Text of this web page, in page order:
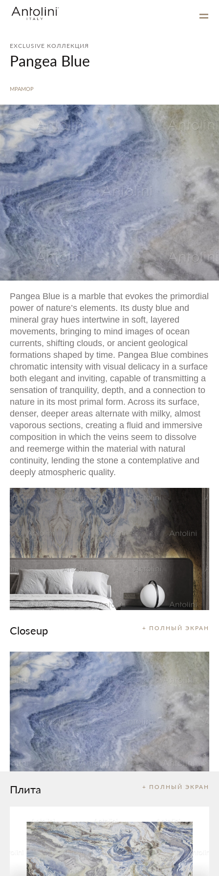
EXCLUSIVE КОЛЛЕКЦИЯ
Pangea Blue
МРАМОР
Pangea Blue is a marble that evokes the primordial
power of nature’s elements. Its dusty blue and
mineral gray hues intertwine in soft, layered
movements, bringing to mind images of ocean
currents, shifting clouds, or ancient geological
formations shaped by time. Pangea Blue combines
chromatic intensity with visual delicacy in a surface
both elegant and inviting, capable of transmitting a
sensation of tranquility, depth, and a connection to
nature in its most primal form. Across its surface,
denser, deeper areas alternate with milky, almost
vaporous sections, creating a fluid and immersive
composition in which the veins seem to dissolve
and reemerge within the material with natural
continuity, lending the stone a contemplative and
deeply atmospheric quality.
+ ПОЛНЫЙ ЭКРАН
Closeup
+ ПОЛНЫЙ ЭКРАН
Плита